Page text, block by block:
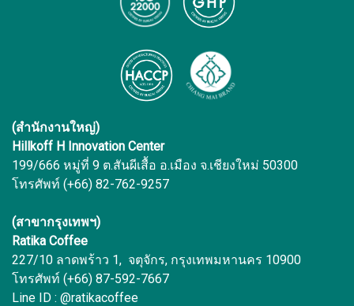
(สำนักงานใหญ่)
Hillkoff H Innovation Center
199/666 หมู่ที่ 9 ต.สันผีเสื้อ อ.เมือง จ.เชียงใหม่ 50300
โทรศัพท์ (+66) 82-762-9257
(สาขากรุงเทพฯ)
Ratika Coffee
227/10 ลาดพร้าว 1, จตุจักร, กรุงเทพมหานคร 10900
โทรศัพท์ (+66) 87-592-7667
Line ID : @ratikacoffee